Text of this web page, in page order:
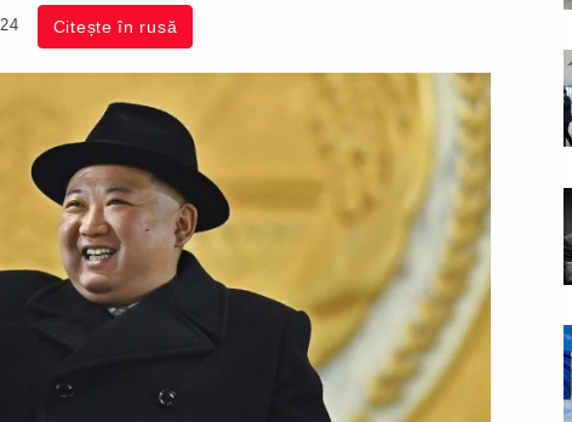
Citește în rusă